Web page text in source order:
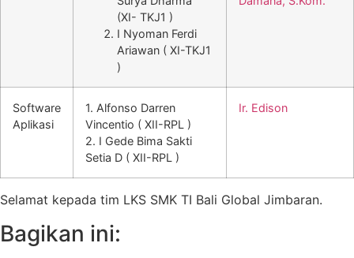
(XI- TKJ1 )
I Nyoman Ferdi
Ariawan ( XI-TKJ1
)
Software
Aplikasi
1. Alfonso Darren
Vincentio ( XII-RPL )
2. I Gede Bima Sakti
Setia D ( XII-RPL )
Ir. Edison
Selamat kepada tim LKS SMK TI Bali Global Jimbaran.
Bagikan ini: